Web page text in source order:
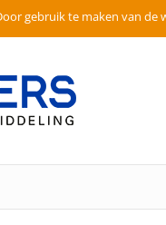
gebruik te maken van de